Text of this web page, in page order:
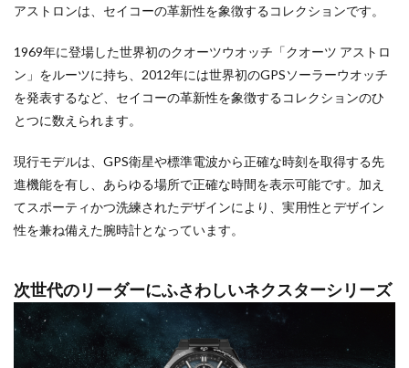
アストロンは、セイコーの革新性を象徴するコレクションです。
1969年に登場した世界初のクオーツウオッチ「クオーツ アストロ
ン」をルーツに持ち、2012年には世界初のGPSソーラーウオッチ
を発表するなど、セイコーの革新性を象徴するコレクションのひ
とつに数えられます。
現行モデルは、GPS衛星や標準電波から正確な時刻を取得する先
進機能を有し、あらゆる場所で正確な時間を表示可能です。加え
てスポーティかつ洗練されたデザインにより、実用性とデザイン
性を兼ね備えた腕時計となっています。
次世代のリーダーにふさわしいネクスターシリーズ